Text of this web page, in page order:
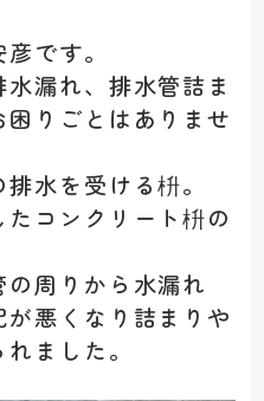
です。
漏れ、排水管詰ま
りごとはありませ
水を受ける枡。
コンクリート枡の
周りから水漏れ
悪くなり詰まりや
ました。